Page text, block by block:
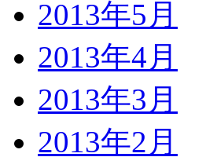
2013年5月
2013年4月
2013年3月
2013年2月